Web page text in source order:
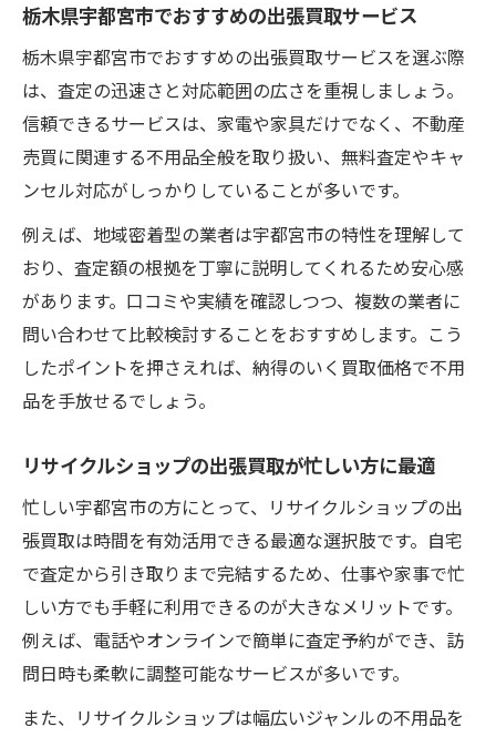
栃木県宇都宮市でおすすめの出張買取サービス
栃木県宇都宮市でおすすめの出張買取サービスを選ぶ際
は、査定の迅速さと対応範囲の広さを重視しましょう。
信頼できるサービスは、家電や家具だけでなく、不動産
売買に関連する不用品全般を取り扱い、無料査定やキャ
ンセル対応がしっかりしていることが多いです。
例えば、地域密着型の業者は宇都宮市の特性を理解して
おり、査定額の根拠を丁寧に説明してくれるため安心感
があります。口コミや実績を確認しつつ、複数の業者に
問い合わせて比較検討することをおすすめします。こう
したポイントを押さえれば、納得のいく買取価格で不用
品を手放せるでしょう。
リサイクルショップの出張買取が忙しい方に最適
忙しい宇都宮市の方にとって、リサイクルショップの出
張買取は時間を有効活用できる最適な選択肢です。自宅
で査定から引き取りまで完結するため、仕事や家事で忙
しい方でも手軽に利用できるのが大きなメリットです。
例えば、電話やオンラインで簡単に査定予約ができ、訪
問日時も柔軟に調整可能なサービスが多いです。
また、リサイクルショップは幅広いジャンルの不用品を